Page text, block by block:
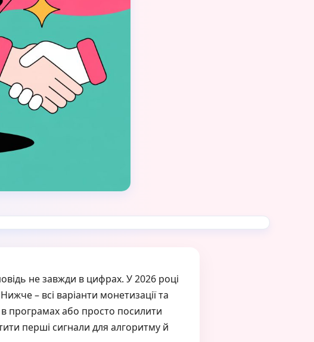
не завжди в цифрах. У 2026 році
– всі варіанти монетизації та
програмах або просто посилити
перші сигнали для алгоритму й